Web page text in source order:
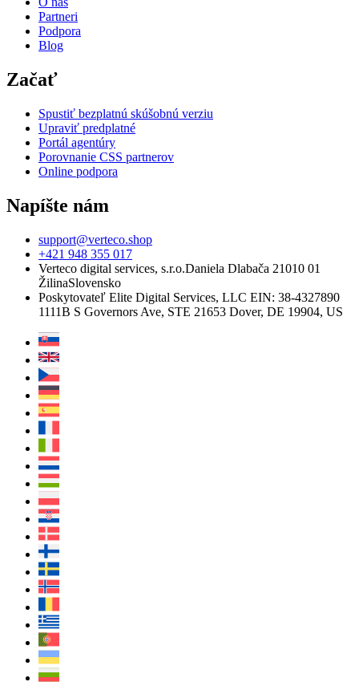
Partneri
Podpora
Blog
Začať
Spustiť bezplatnú skúšobnú verziu
Upraviť predplatné
Portál agentúry
Porovnanie CSS partnerov
Online podpora
Napíšte nám
support@verteco.shop
+421 948 355 017
Verteco digital services, s.r.o.Daniela Dlabača 21010 01
ŽilinaSlovensko
Poskytovateľ Elite Digital Services, LLC EIN: 38-4327890
1111B S Governors Ave, STE 21653 Dover, DE 19904, US